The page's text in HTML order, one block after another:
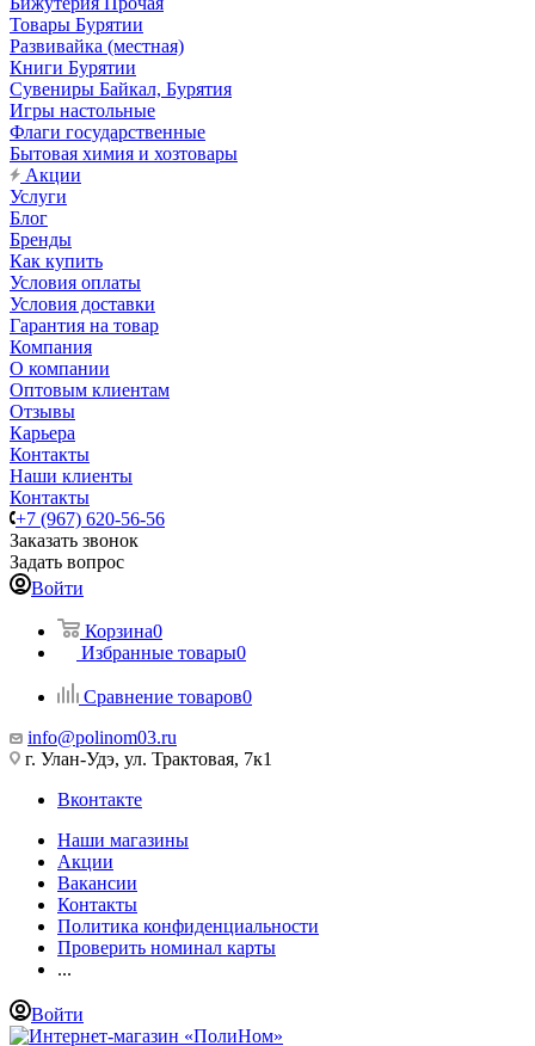
Товары Бурятии
Развивайка (местная)
Книги Бурятии
Сувениры Байкал, Бурятия
Игры настольные
Флаги государственные
Бытовая химия и хозтовары
Акции
Услуги
Блог
Бренды
Как купить
Условия оплаты
Условия доставки
Гарантия на товар
Компания
О компании
Оптовым клиентам
Отзывы
Карьера
Контакты
Наши клиенты
Контакты
+7 (967) 620-56-56
Заказать звонок
Задать вопрос
Войти
Корзина0
Избранные товары0
Сравнение товаров0
info@polinom03.ru
г. Улан-Удэ, ул. Трактовая, 7к1
Вконтакте
Наши магазины
Акции
Вакансии
Контакты
Политика конфиденциальности
Проверить номинал карты
...
Войти